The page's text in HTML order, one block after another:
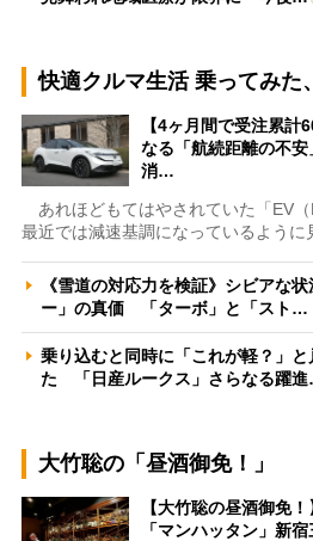
快適クルマ生活 乗ってみた
【4ヶ月間で受注累計
なる「航続距離の不
消…
あれほどもてはやされていた「EV（
最近では減速基調になっているように
《雪道の対応力を検証》シビアな
ー」の真価 「ターボ」と「スト…
乗り込むと同時に「これが軽？」
た 「日産ルークス」さらなる躍
大竹聡の「昼酒御免！」
【大竹聡の昼酒御免
「マンハッタン」新